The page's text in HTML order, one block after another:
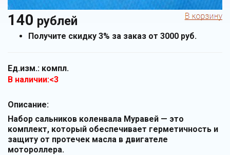
140 рублей
Получите скидку 3% за заказ от 3000 руб.
Ед.изм.: компл.
В наличии:<3
Описание:
Набор сальников коленвала Муравей — это
комплект, который обеспечивает герметичность и
защиту от протечек масла в двигателе
мотороллера.